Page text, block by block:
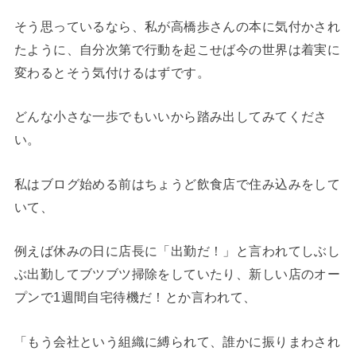
そう思っているなら、私が高橋歩さんの本に気付かされ
たように、自分次第で行動を起こせば今の世界は着実に
変わるとそう気付けるはずです。
どんな小さな一歩でもいいから踏み出してみてくださ
い。
私はブログ始める前はちょうど飲食店で住み込みをして
いて、
例えば休みの日に店長に「出勤だ！」と言われてしぶし
ぶ出勤してブツブツ掃除をしていたり、新しい店のオー
プンで1週間自宅待機だ！とか言われて、
「もう会社という組織に縛られて、誰かに振りまわされ